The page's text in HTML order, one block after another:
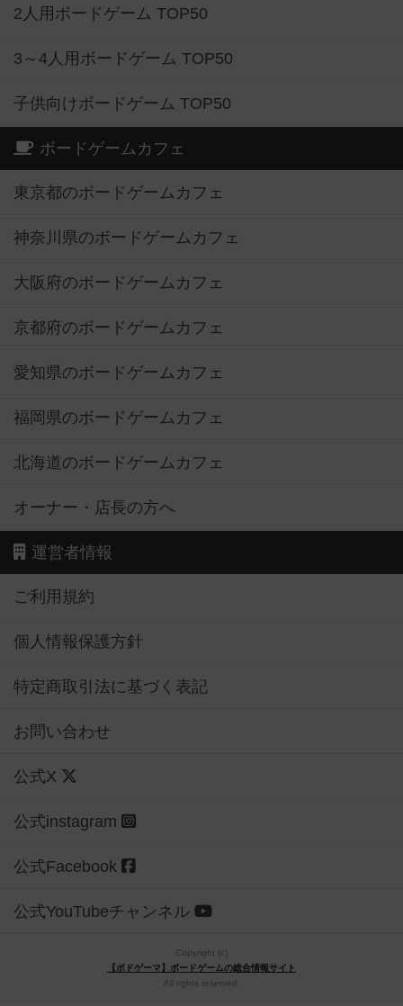
2人用ボードゲーム TOP50
3～4人用ボードゲーム TOP50
子供向けボードゲーム TOP50
ボードゲームカフェ
東京都のボードゲームカフェ
神奈川県のボードゲームカフェ
大阪府のボードゲームカフェ
京都府のボードゲームカフェ
愛知県のボードゲームカフェ
福岡県のボードゲームカフェ
北海道のボードゲームカフェ
オーナー・店長の方へ
運営者情報
ご利用規約
個人情報保護方針
特定商取引法に基づく表記
お問い合わせ
公式X
公式instagram
公式Facebook
公式YouTubeチャンネル
Copyright (c)
【ボドゲーマ】ボードゲームの総合情報サイト
All rights reserved.